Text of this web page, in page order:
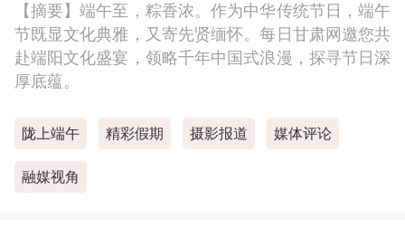
【摘要】端午至，粽香浓。作为中华传统节日，端午
节既显文化典雅，又寄先贤缅怀。每日甘肃网邀您共
赴端阳文化盛宴，领略千年中国式浪漫，探寻节日深
厚底蕴。
陇上端午 精彩假期 摄影报道 媒体评论
融媒视角